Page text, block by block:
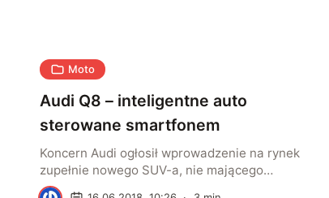
Moto
Audi Q8 – inteligentne auto
sterowane smartfonem
Koncern Audi ogłosił wprowadzenie na rynek
zupełnie nowego SUV-a, nie mającego
swojego odpowiednika we wcześniejszej